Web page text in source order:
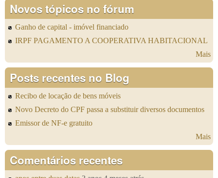
Novos tópicos no fórum
Ganho de capital - imóvel financiado
IRPF PAGAMENTO A COOPERATIVA HABITACIONAL
Mais
Posts recentes no Blog
Recibo de locação de bens móveis
Novo Decreto do CPF passa a substituir diversos documentos
Emissor de NF-e gratuito
Mais
Comentários recentes